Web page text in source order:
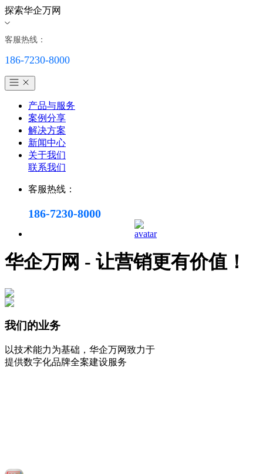
探索华企万网
客服热线：
186-7230-8000
产品与服务
案例分享
解决方案
新闻中心
关于我们
联系我们
客服热线：
186-7230-8000
华企万网 - 让营销更有价值！
我们的业务
以技术能力为基础，华企万网致力于
提供数字化品牌全案建设服务